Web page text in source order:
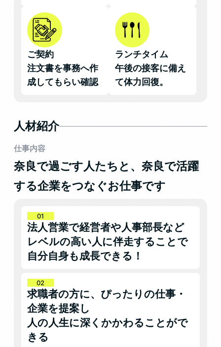
ご契約
注文書を事務へ作
成してもらい確認
ランチタイム
午後の接客に備え
て体力回復。
人材紹介
仕事内容
奈良で過ごす人たちと、奈良で活躍
する企業をつなぐお仕事です
法人営業で経営者や人事部長など
レベルの高い人に伴走することで
自分自身も成長できる！
求職者の方に、ぴったりの仕事・
企業を提案し
人の人生に深くかかわることがで
きる